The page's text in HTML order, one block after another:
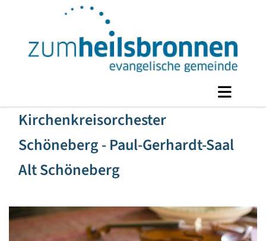
Kirchenkreisorchester
Schöneberg - Paul-Gerhardt-Saal
Alt Schöneberg